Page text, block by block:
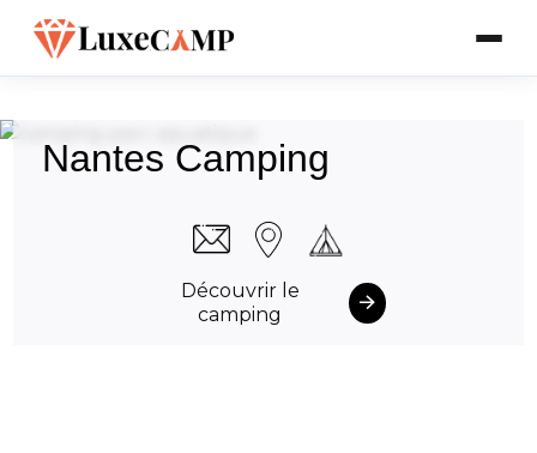
Nantes Camping
Découvrir le
camping